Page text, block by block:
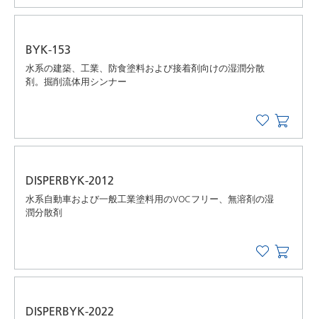
BYK-153
水系の建築、工業、防食塗料および接着剤向けの湿潤分散
剤。掘削流体用シンナー
DISPERBYK-2012
水系自動車および一般工業塗料用のVOCフリー、無溶剤の湿
潤分散剤
DISPERBYK-2022